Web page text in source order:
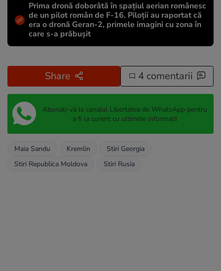
Prima dronă doborâtă în spațiul aerian românesc
de un pilot român de F-16. Piloții au raportat că
era o dronă Geran-2, primele imagini cu zona în
care s-a prăbușit
Share 4 comentarii
Abonați-vă la canalul Libertatea de WhatsApp pentru
a fi la curent cu ultimele informații
Maia Sandu Kremlin
Stiri Georgia
Stiri Republica Moldova
Stiri Rusia